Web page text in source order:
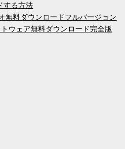
する方法
無料ダウンロードフルバージョン
ウェア無料ダウンロード完全版